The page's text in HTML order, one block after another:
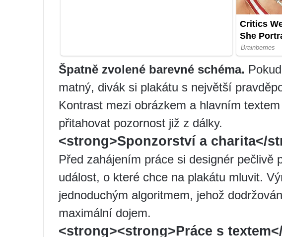
Špatně zvolené barevné schéma.
matný, divák si plakátu s největší
Kontrast mezi obrázkem a hlavním
přitahovat pozornost již z dálky.
<strong>Sponzorství a charita</
Před zahájením práce si designér pečlivě
událost, o které chce na plakátu mluvit.
jednoduchým algoritmem, jehož
maximální dojem.
<strong><strong>Práce s